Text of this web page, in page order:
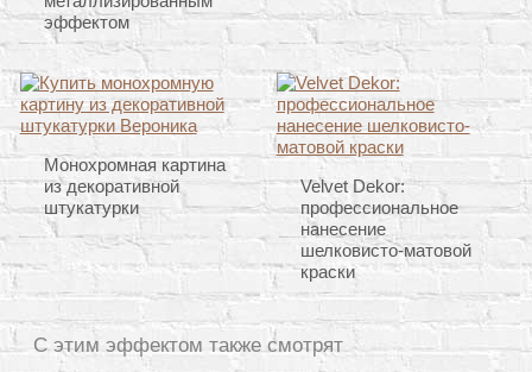
эффектом
Монохромная картина
из декоративной
штукатурки
Velvet Dekor:
профессиональное
нанесение
шелковисто-матовой
краски
С этим эффектом также смотрят